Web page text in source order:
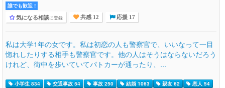
誰でも歓迎 !
気になる相談に登録 共感 12 応援 17
私は大学1年の女です。私は初恋の人も警察官で、いいなって一目
惚れしたりする相手も警察官です。他の人はそうはならないだろう
けれど、街中を歩いていてパトカーが通ったり、...
小学生 834 交通事故 54 事故 250 結婚 1063 親友 62
恋人 54